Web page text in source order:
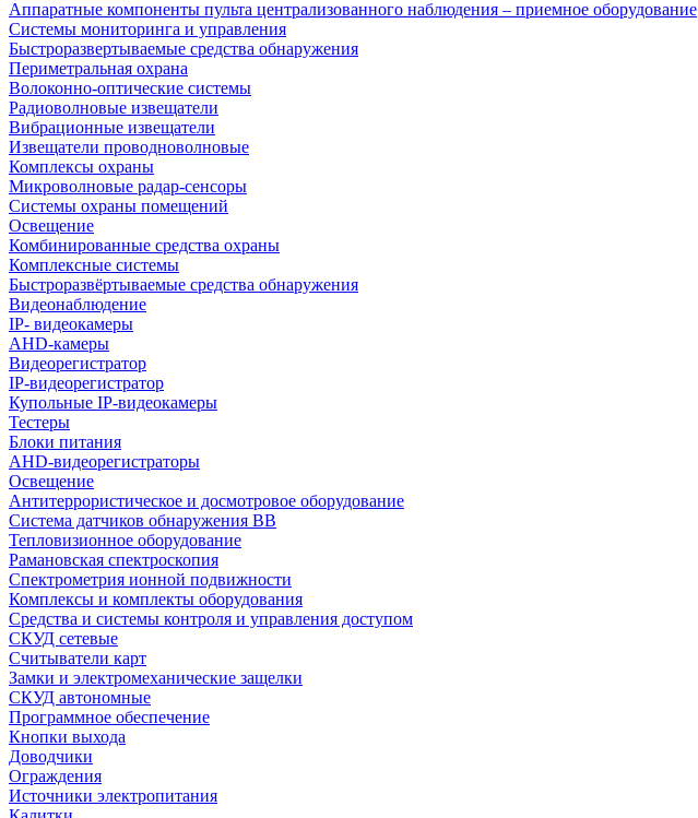
Аппаратные компоненты пульта централизованного наблюдения – приемное оборудование
Системы мониторинга и управления
Быстроразвертываемые средства обнаружения
Периметральная охрана
Волоконно-оптические системы
Радиоволновые извещатели
Вибрационные извещатели
Извещатели проводноволновые
Комплексы охраны
Микроволновые радар-сенсоры
Системы охраны помещений
Освещение
Комбинированные средства охраны
Комплексные системы
Быстроразвёртываемые средства обнаружения
Видеонаблюдение
IP- видеокамеры
AHD-камеры
Видеорегистратор
IP-видеорегистратор
Купольные IP-видеокамеры
Тестеры
Блоки питания
AHD-видеорегистраторы
Освещение
Антитеррористическое и досмотровое оборудование
Cистема датчиков обнаружения ВВ
Тепловизионное оборудование
Рамановская спектроскопия
Спектрометрия ионной подвижности
Комплексы и комплекты оборудования
Средства и системы контроля и управления доступом
СКУД сетевые
Считыватели карт
Замки и электромеханические защелки
СКУД автономные
Программное обеспечение
Кнопки выхода
Доводчики
Ограждения
Источники электропитания